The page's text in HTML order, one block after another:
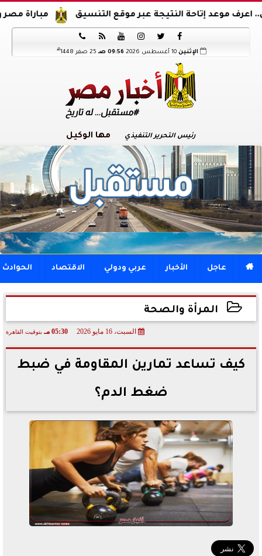
مباراة مصر إتاحة النتيجة عبر موقع التنسيق






الإثنين 10 أغسطس 2026 09:56 صـ 25 صفر 1448 هـ
رئيس التحرير التنفيذي مها الوكيل
 عاجل الأخبار عربي ودولي الاقتصاد الحوادث
المرأة والصحة
السبت، 16 مايو 2026 05:30 مـ بتوقيت القاهرة
2026-05-16 17:30:22
كيف تساعد تمارين المقاومة في ضبط
ضغط الدم؟